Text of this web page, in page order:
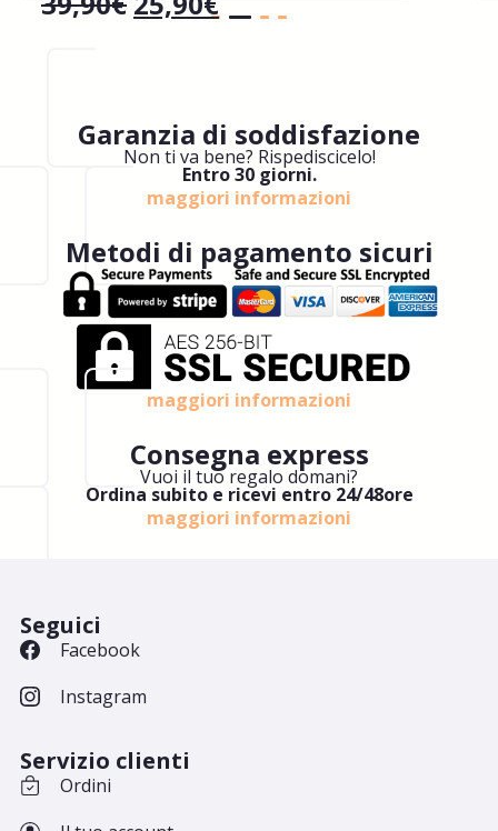
Garanzia di soddisfazione
Non ti va bene? Rispediscicelo!
Entro 30 giorni.
maggiori informazioni
Metodi di pagamento sicuri
maggiori informazioni
Consegna express
Vuoi il tuo regalo domani?
Ordina subito e ricevi entro 24/48ore
maggiori informazioni
Servizio clienti
Ordini
Seguici
Facebook
Instagram